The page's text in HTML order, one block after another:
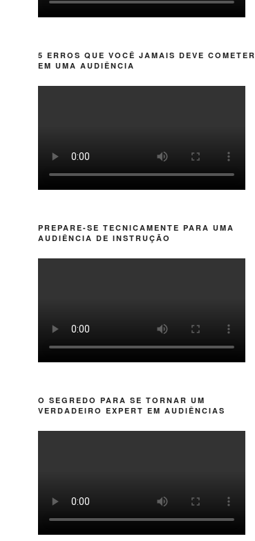
5 ERROS QUE VOCÊ JAMAIS DEVE COMETER
EM UMA AUDIÊNCIA
PREPARE-SE TECNICAMENTE PARA UMA
AUDIÊNCIA DE INSTRUÇÃO
O SEGREDO PARA SE TORNAR UM
VERDADEIRO EXPERT EM AUDIÊNCIAS